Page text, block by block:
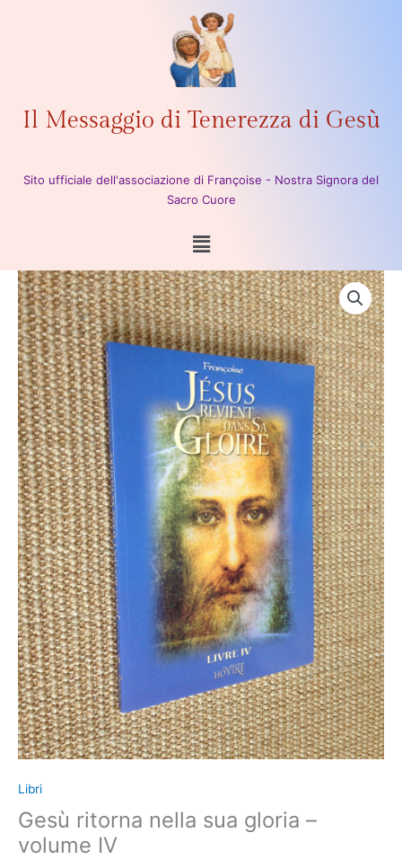
Il Messaggio di Tenerezza di Gesù
Sito ufficiale dell'associazione di Françoise - Nostra Signora del
Sacro Cuore
Menu
Libri
Gesù ritorna nella sua gloria –
volume IV